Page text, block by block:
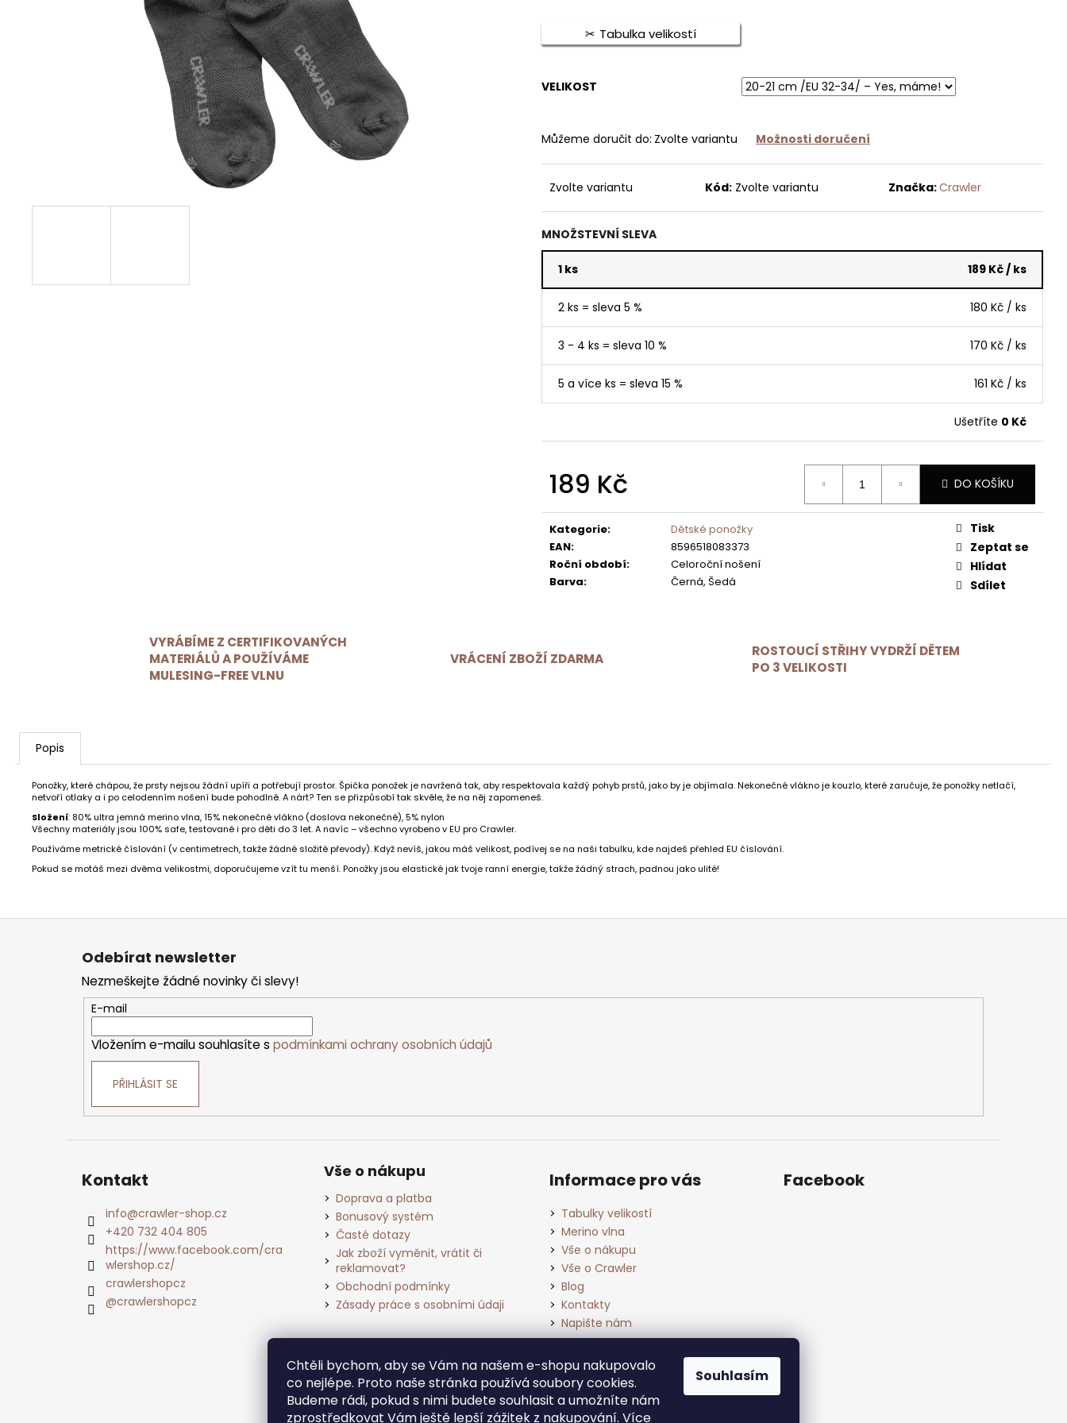
Chtěli bychom, aby se Vám na našem e-shopu nakupovalo
co nejlépe. Proto naše stránka používá soubory cookies.
Budeme rádi, pokud s nimi budete souhlasit a umožníte nám
zprostředkovat Vám ještě lepší zážitek z nakupování. Více
Souhlasím
Tabulka velikostí
VELIKOST
Můžeme doručit do: Zvolte variantu Možnosti doručení
Zvolte variantu Kód: Zvolte variantu Značka:Crawler
MNOŽSTEVNÍ SLEVA
1 ks 189 Kč / ks
2 ks = sleva 5 % 180 Kč / ks
3 - 4 ks = sleva 10 % 170 Kč / ks
5 a více ks = sleva 15 % 161 Kč / ks
Ušetříte 0 Kč
189 Kč
cena:
DO KOŠÍKU
Kategorie:
Dětské ponožky
EAN:
8596518083373
Roční období:
Celoroční nošení
Barva: Černá, Šedá
Tisk
Zeptat se
Hlídat
Sdílet
VYRÁBÍME Z CERTIFIKOVANÝCH
MATERIÁLŮ A POUŽÍVÁME
MULESING-FREE VLNU
VRÁCENÍ ZBOŽÍ ZDARMA
ROSTOUCÍ STŘIHY VYDRŽÍ DĚTEM
PO 3 VELIKOSTI
Popis
Ponožky, které chápou, že prsty nejsou žádní upíři a potřebují prostor. Špička ponožek je navržená tak, aby respektovala každý pohyb prstů, jako by je objímala. Nekonečné vlákno je kouzlo, které zaručuje, že ponožky netlačí,
netvoří otlaky a i po celodenním nošení bude pohodlně. A nárt? Ten se přizpůsobí tak skvěle, že na něj zapomeneš.
Složení: 80% ultra jemná merino vlna, 15% nekonečné vlákno (doslova nekonečné), 5% nylon
Všechny materiály jsou 100% safe, testované i pro děti do 3 let. A navíc – všechno vyrobeno v EU pro Crawler.
Používáme metrické číslování (v centimetrech, takže žádné složité převody). Když nevíš, jakou máš velikost, podívej se na naši tabulku, kde najdeš přehled EU číslování.
Pokud se motáš mezi dvěma velikostmi, doporučujeme vzít tu menší. Ponožky jsou elastické jak tvoje ranní energie, takže žádný strach, padnou jako ulité!
1 390 Kč
Z
Odebírat newsletter
Nezmeškejte žádné novinky či slevy!
E-mail
Vložením e-mailu souhlasíte s podmínkami ochrany osobních údajů
PŘIHLÁSIT SE
Kontakt
info@crawler-shop.cz
+420 732 404 805
https://www.facebook.com/cra
wlershop.cz/
crawlershopcz
@crawlershopcz
Vše o nákupu
Doprava a platba
Bonusový systém
Časté dotazy
Jak zboží vyměnit, vrátit či
reklamovat?
Obchodní podmínky
Zásady práce s osobními údaji
Informace pro vás
Tabulky velikostí
Merino vlna
Vše o nákupu
Vše o Crawler
Blog
Kontakty
Napište nám
Facebook